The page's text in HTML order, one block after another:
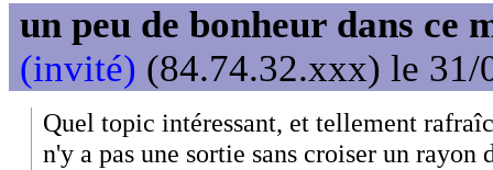
un peu de bonheur dans ce
(invité) (84.74.32.xxx) le 31/
Quel topic intéressant, et tellement
n'y a pas une sortie sans croiser un rayon